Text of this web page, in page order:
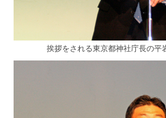
挨拶をされる東京都神社庁長の平